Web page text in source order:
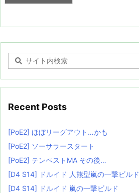
Recent Posts
[PoE2] ほぼリーグアウト…かも
[PoE2] ソーサラースタート
[PoE2] テンペストMA その後…
[D4 S14] ドルイド 人熊型嵐の一撃ビルド
[D4 S14] ドルイド 嵐の一撃ビルド